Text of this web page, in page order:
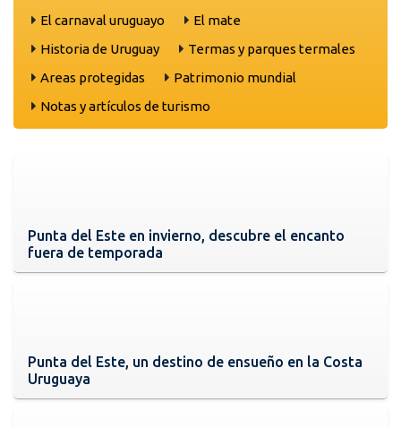
El carnaval uruguayo
El mate
Historia de Uruguay
Termas y parques termales
Areas protegidas
Patrimonio mundial
Notas y artículos de turismo
Punta del Este en invierno, descubre el encanto
fuera de temporada
Punta del Este, un destino de ensueño en la Costa
Uruguaya